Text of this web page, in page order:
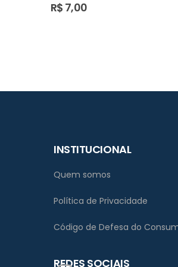
R$ 7,00
INSTITUCIONAL
Quem somos
Política de Privacidade
Código de Defesa do
REDES SOCIAIS